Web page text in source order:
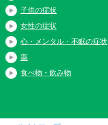
子供の症状
女性の症状
心・メンタル・不眠の症状
薬
食べ物・飲み物